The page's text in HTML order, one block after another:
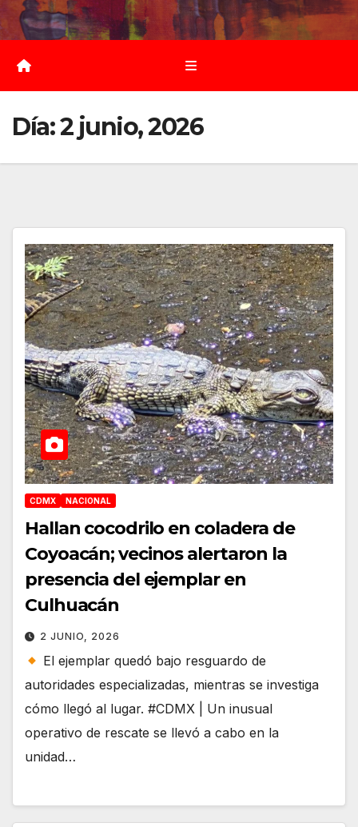
Saltar
al
contenido
Día:2 junio, 2026
CDMX NACIONAL
Hallan cocodrilo en coladera de
Coyoacán; vecinos alertaron la
presencia del ejemplar en
Culhuacán
2 JUNIO, 2026
El ejemplar quedó bajo resguardo de
autoridades especializadas, mientras se investiga
cómo llegó al lugar. #CDMX | Un inusual
operativo de rescate se llevó a cabo en la
unidad…